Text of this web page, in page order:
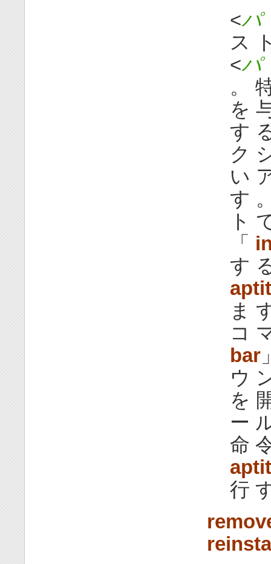
<パ
ス
<パ
。
を
す
ク
い
す
ト
「
す
ま
コ
bar
ウ
を
ー
命
行